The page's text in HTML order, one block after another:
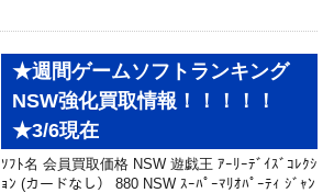
★週間ゲームソフトランキング
NSW強化買取情報！！！！！
★3/6現在
ｿﾌﾄ名 会員買取価格 NSW 遊戯王 ｱｰﾘｰﾃﾞｲｽﾞｺﾚｸｼ
ｮﾝ (カードなし） 880 NSW ｽｰﾊﾟｰﾏﾘｵﾊﾟｰﾃｨ ｼﾞｬﾝ